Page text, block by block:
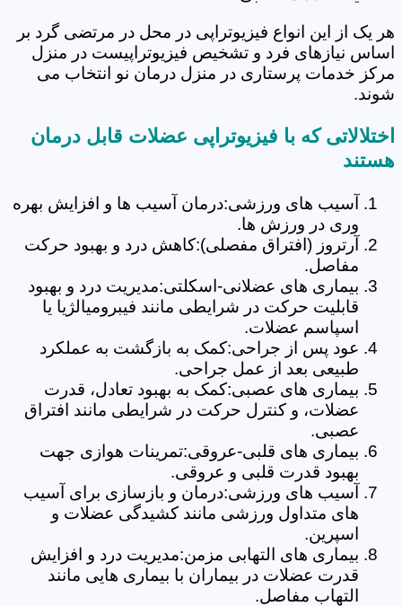
هر یک از این انواع فیزیوتراپی در محل در مرتضی گرد‎ بر
اساس نیازهای فرد و تشخیص فیزیوتراپیست در منزل
مرکز خدمات پرستاری در منزل درمان نو انتخاب می
شوند.
اختلالاتی که با فیزیوتراپی عضلات قابل درمان
هستند
آسیب های ورزشی:درمان آسیب ها و افزایش بهره
وری در ورزش ها.
آرتروز (افتراق مفصلی):کاهش درد و بهبود حرکت
مفاصل.
بیماری های عضلانی-اسکلتی:مدیریت درد و بهبود
قابلیت حرکت در شرایطی مانند فیبرومیالژیا یا
اسپاسم عضلات.
عود پس از جراحی:کمک به بازگشت به عملکرد
طبیعی بعد از عمل جراحی.
بیماری های عصبی:کمک به بهبود تعادل، قدرت
عضلات، و کنترل حرکت در شرایطی مانند افتراق
عصبی.
بیماری های قلبی-عروقی:تمرینات هوازی جهت
بهبود قدرت قلبی و عروقی.
آسیب های ورزشی:درمان و بازسازی برای آسیب
های متداول ورزشی مانند کشیدگی عضلات و
اسپرین.
بیماری های التهابی مزمن:مدیریت درد و افزایش
قدرت عضلات در بیماران با بیماری هایی مانند
التهاب مفاصل.